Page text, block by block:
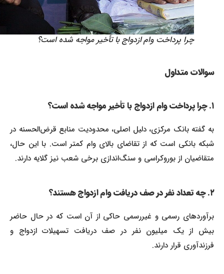
چرا پرداخت وام ازدواج با تأخیر مواجه شده است؟
سوالات متداول
به گفته بانک مرکزی، دلیل اصلی، محدودیت منابع قرض‌الحسنه در
شبکه بانکی است که از تقاضای بالای وام کمتر است. با این حال،
متقاضیان از بوروکراسی و سنگ‌اندازی برخی شعب نیز گلایه دارند.
برآوردهای رسمی و غیررسمی حاکی از آن است که در حال حاضر
بیش از یک میلیون نفر در صف دریافت تسهیلات ازدواج و
فرزندآوری قرار دارند.